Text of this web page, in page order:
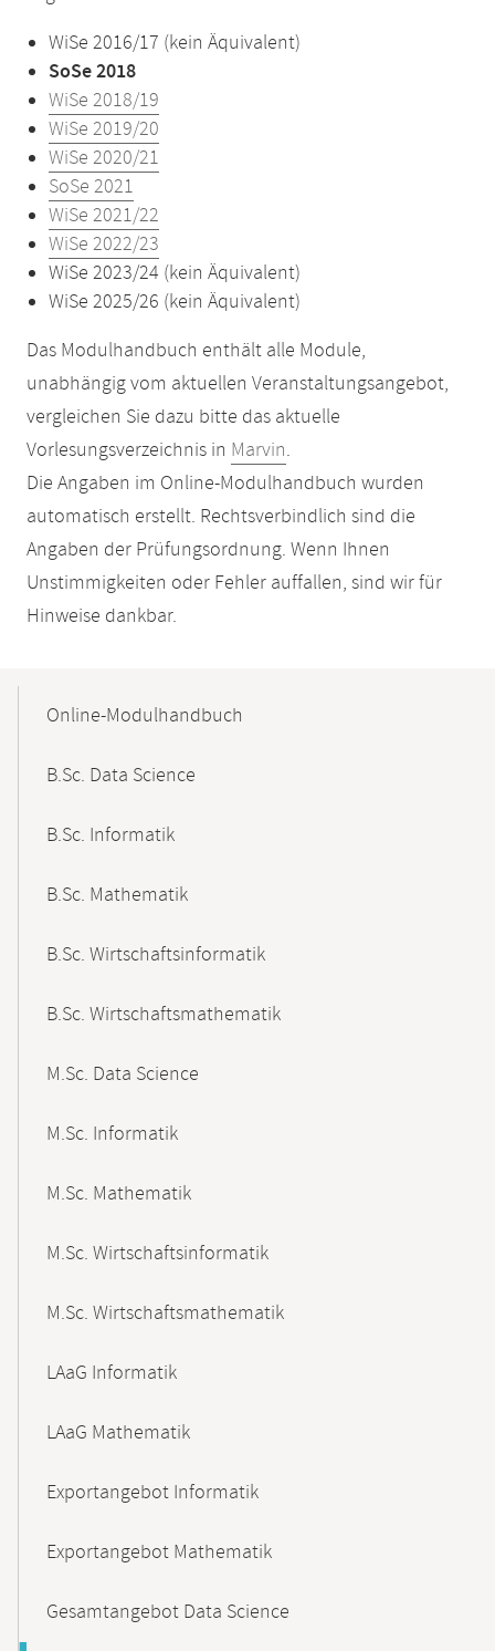
WiSe 2016/17 (kein Äquivalent)
SoSe 2018
WiSe 2018/19
WiSe 2019/20
WiSe 2020/21
SoSe 2021
WiSe 2021/22
WiSe 2022/23
WiSe 2023/24 (kein Äquivalent)
WiSe 2025/26 (kein Äquivalent)
Das Modulhandbuch enthält alle Module,
unabhängig vom aktuellen Veranstaltungsangebot,
vergleichen Sie dazu bitte das aktuelle
Vorlesungsverzeichnis in Marvin.
Die Angaben im Online-Modulhandbuch wurden
automatisch erstellt. Rechtsverbindlich sind die
Angaben der Prüfungsordnung. Wenn Ihnen
Unstimmigkeiten oder Fehler auffallen, sind wir für
Hinweise dankbar.
NavigationOnline-Modulhandbuch
B.Sc. Data Science
B.Sc. Informatik
B.Sc. Mathematik
B.Sc. Wirtschaftsinformatik
B.Sc. Wirtschaftsmathematik
M.Sc. Data Science
M.Sc. Informatik
M.Sc. Mathematik
M.Sc. Wirtschaftsinformatik
M.Sc. Wirtschaftsmathematik
LAaG Informatik
LAaG Mathematik
Exportangebot Informatik
Exportangebot Mathematik
Gesamtangebot Data Science